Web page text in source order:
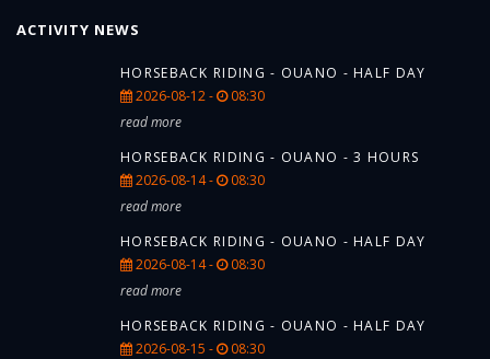
ACTIVITY NEWS
HORSEBACK RIDING - OUANO - HALF DAY
2026-08-12 -
08:30
read more
HORSEBACK RIDING - OUANO - 3 HOURS
2026-08-14 -
08:30
read more
HORSEBACK RIDING - OUANO - HALF DAY
2026-08-14 -
08:30
read more
HORSEBACK RIDING - OUANO - HALF DAY
2026-08-15 -
08:30